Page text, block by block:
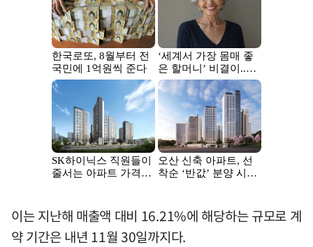
이는 지난해 매출액 대비 16.21%에 해당하는 규모로 계
약 기간은 내년 11월 30일까지다.